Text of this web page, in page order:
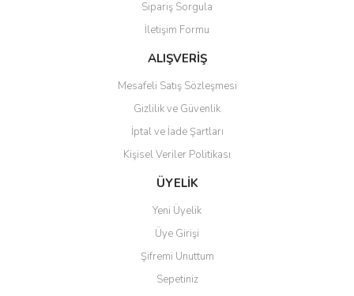
Ürün bilgilerinde hatalar bulunuyor.
Ürün fiyatı diğer sitelerden daha pahalı.
Bu ürüne benzer farklı alternatifler olmalı.
Gönder
Sipariş Sorgula
İletişim Formu
ALIŞVERİŞ
Mesafeli Satış Sözleşmesi
Gizlilik ve Güvenlik
İptal ve İade Şartları
Kişisel Veriler Politikası
ÜYELİK
Yeni Üyelik
Üye Girişi
Şifremi Unuttum
Sepetiniz